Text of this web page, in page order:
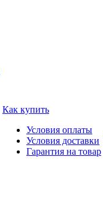
Как купить
Условия оплаты
Условия доставки
Гарантия на товар